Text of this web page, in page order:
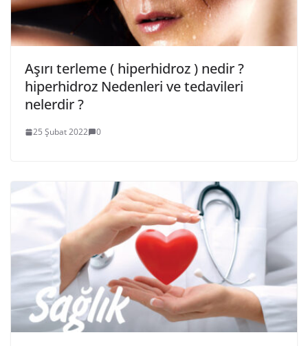
Aşırı terleme ( hiperhidroz ) nedir ?
hiperhidroz Nedenleri ve tedavileri
nelerdir ?
25 Şubat 2022 0